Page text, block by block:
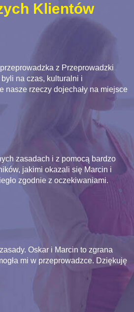
Klientów
z Przeprowadzki
na czas, kulturalni i
nasze rzeczy dojechały na miejsce
zasadach i z pomocą bardzo
jakimi okazali się Marcin i
zgodnie z oczekiwaniami.
Oskar i Marcin to zgrana
mi w przeprowadzce. Dziękuję